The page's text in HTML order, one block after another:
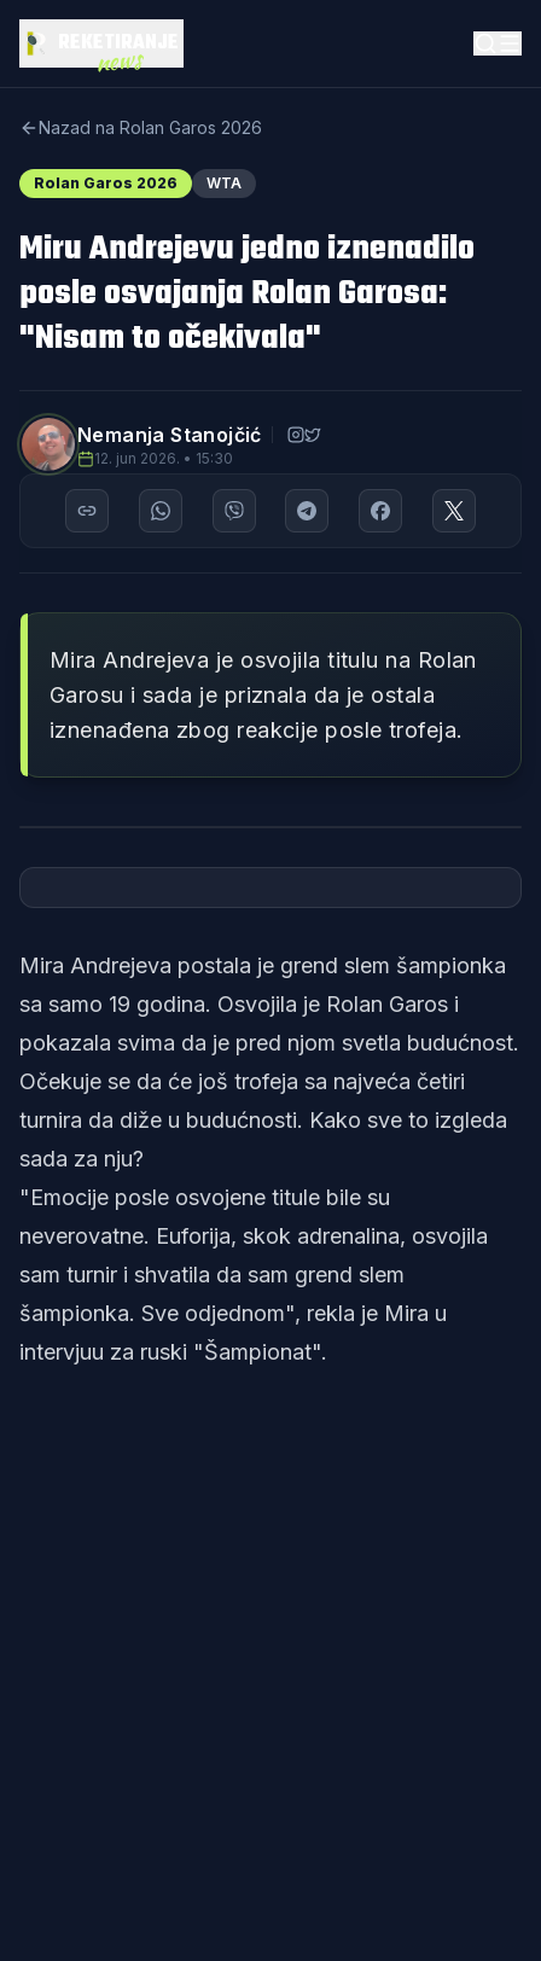
news
Nazad na Rolan Garos 2026
Rolan Garos 2026 WTA
Miru Andrejevu jedno iznenadilo
posle osvajanja Rolan Garosa:
"Nisam to očekivala"
Nemanja Stanojčić
12. jun 2026. • 15:30
Mira Andrejeva je osvojila titulu na Rolan
Garosu i sada je priznala da je ostala
iznenađena zbog reakcije posle trofeja.
Mira Andrejeva postala je grend slem šampionka
sa samo 19 godina. Osvojila je Rolan Garos i
pokazala svima da je pred njom svetla budućnost.
Očekuje se da će još trofeja sa najveća četiri
turnira da diže u budućnosti. Kako sve to izgleda
sada za nju?
"Emocije posle osvojene titule bile su
neverovatne. Euforija, skok adrenalina, osvojila
sam turnir i shvatila da sam grend slem
šampionka. Sve odjednom", rekla je Mira u
intervjuu za ruski "Šampionat".